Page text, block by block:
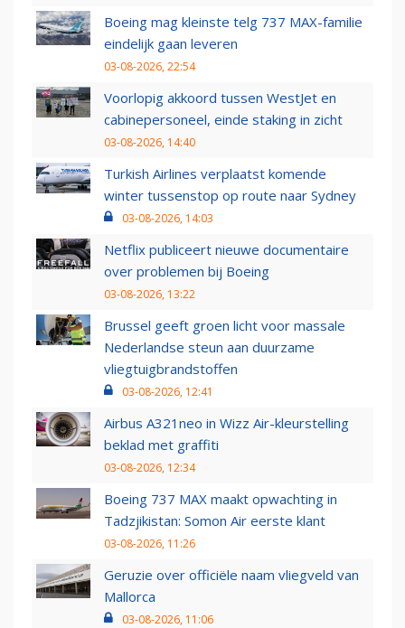
Boeing mag kleinste telg 737 MAX-familie
eindelijk gaan leveren
03-08-2026, 22:54
Voorlopig akkoord tussen WestJet en
cabinepersoneel, einde staking in zicht
03-08-2026, 14:40
Turkish Airlines verplaatst komende
winter tussenstop op route naar Sydney
03-08-2026, 14:03
Netflix publiceert nieuwe documentaire
over problemen bij Boeing
03-08-2026, 13:22
Brussel geeft groen licht voor massale
Nederlandse steun aan duurzame
vliegtuigbrandstoffen
03-08-2026, 12:41
Airbus A321neo in Wizz Air-kleurstelling
beklad met graffiti
03-08-2026, 12:34
Boeing 737 MAX maakt opwachting in
Tadzjikistan: Somon Air eerste klant
03-08-2026, 11:26
Geruzie over officiële naam vliegveld van
Mallorca
03-08-2026, 11:06